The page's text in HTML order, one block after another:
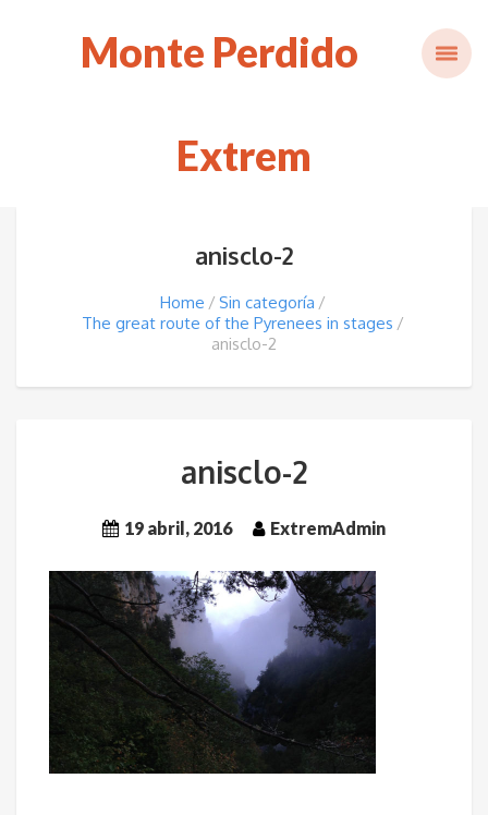
Monte Perdido
Extrem
anisclo-2
Home
Sin categoría
The great route of the Pyrenees in stages
anisclo-2
anisclo-2
19 abril, 2016 ExtremAdmin